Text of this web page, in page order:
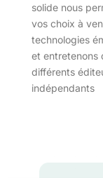
solide nous
vos choix à
technologies
et entretenons
différents
indépendants